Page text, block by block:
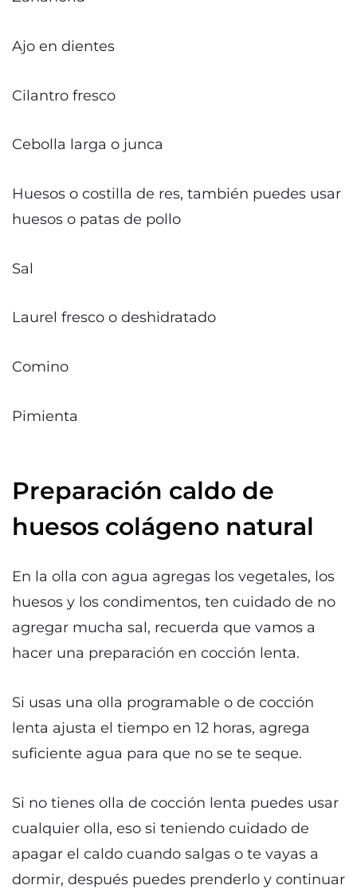
Ajo en dientes
Cilantro fresco
Cebolla larga o junca
Huesos o costilla de res, también puedes usar
huesos o patas de pollo
Sal
Laurel fresco o deshidratado
Comino
Pimienta
Preparación caldo de
huesos colágeno natural
En la olla con agua agregas los vegetales, los
huesos y los condimentos, ten cuidado de no
agregar mucha sal, recuerda que vamos a
hacer una preparación en cocción lenta.
Si usas una olla programable o de cocción
lenta ajusta el tiempo en 12 horas, agrega
suficiente agua para que no se te seque.
Si no tienes olla de cocción lenta puedes usar
cualquier olla, eso si teniendo cuidado de
apagar el caldo cuando salgas o te vayas a
dormir, después puedes prenderlo y continuar